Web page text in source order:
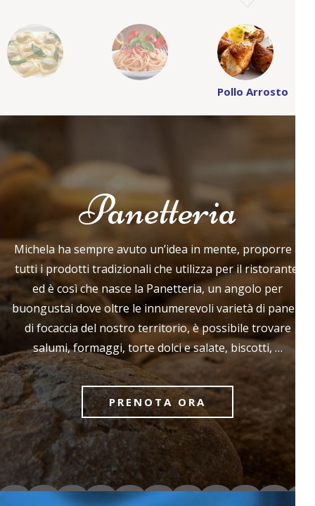
Pollo Arrosto
prev
next
Panetteria
Michela ha sempre avuto un’idea in mente, proporre a
tutti i prodotti tradizionali che utilizza per il ristorante,
ed è così che nasce la Panetteria, un angolo per
buongustai dove oltre le innumerevoli varietà di pane e
di focaccia del nostro territorio, è possibile trovare
salumi, formaggi, torte dolci e salate, biscotti, …
PRENOTA ORA